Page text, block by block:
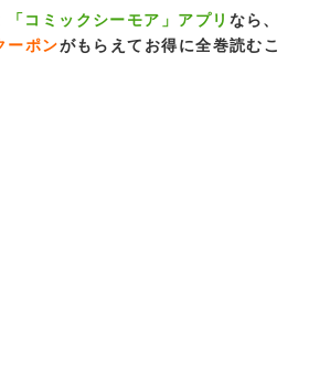
「コミックシーモア」アプリ なら、
ーポンがもらえてお得に全巻読むこ